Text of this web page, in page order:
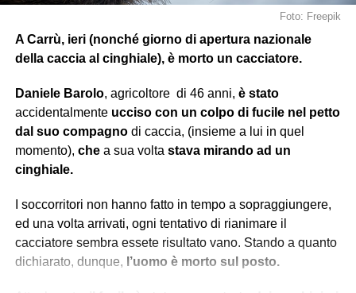
Foto: Freepik
A Carrù, ieri (nonché giorno di apertura nazionale
della caccia al cinghiale), è morto un cacciatore.
Daniele Barolo, agricoltore di 46 anni, è stato
accidentalmenteucciso con un colpo di fucile nel petto
dal suo compagno di caccia, (insieme a lui in quel
momento), chea sua volta stava mirando ad un
cinghiale.
I soccorritori non hanno fatto in tempo a sopraggiungere,
ed una volta arrivati, ogni tentativo di rianimare il
cacciatore sembra essete risultato vano. Stando a quanto
dichiarato, dunque, l’uomo è morto sul posto.